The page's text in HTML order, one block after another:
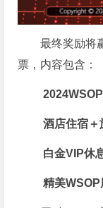
最终奖励将
票，内容包含：
酒店住宿＋
白金VIP休
精美WSOP